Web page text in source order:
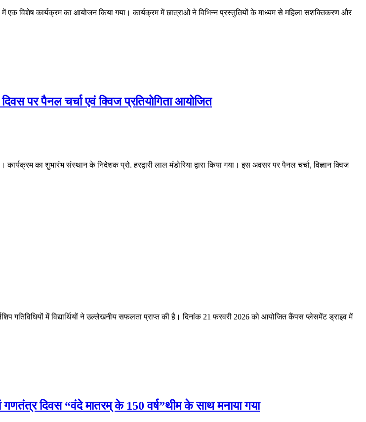
विशेष कार्यक्रम का आयोजन किया गया। कार्यक्रम में छात्राओं ने विभिन्न प्रस्तुतियों के माध्यम से महिला सशक्तिकरण और
दिवस पर पैनल चर्चा एवं क्विज प्रतियोगिता आयोजित
का शुभारंभ संस्थान के निदेशक प्रो. हरद्वारी लाल मंडोरिया द्वारा किया गया। इस अवसर पर पैनल चर्चा, विज्ञान क्विज
गतिविधियों में विद्यार्थियों ने उल्लेखनीय सफलता प्राप्त की है। दिनांक 21 फरवरी 2026 को आयोजित कैंपस प्लेसमेंट ड्राइव में
दिवस “वंदे मातरम् के 150 वर्ष”थीम के साथ मनाया गया